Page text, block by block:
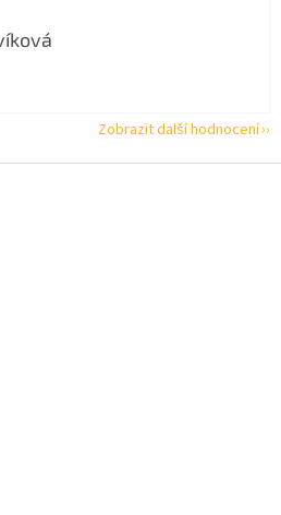
je 5 z 5 hvězdiček.
Zobrazit další hodnocení